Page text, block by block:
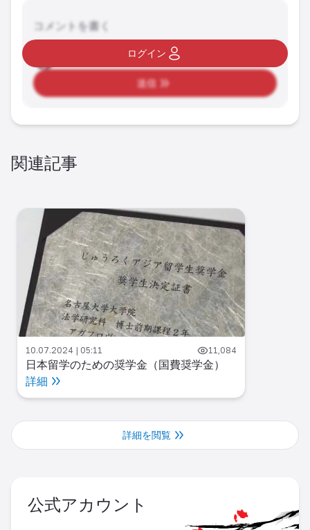
コメントを書く
送信
ログイン
関連記事
10.07.2024 | 05:11 11,084
日本留学のための奨学金（国費奨学金）
詳細
詳細を閲覧
公式アカウント